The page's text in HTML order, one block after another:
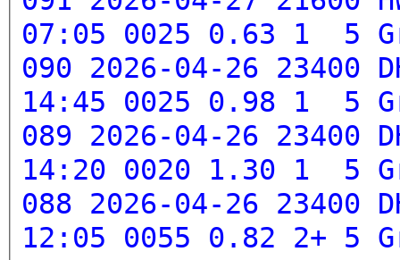
07:05 0025 0.63 1 5
090 2026-04-26 23400
14:45 0025 0.98 1 5
089 2026-04-26 23400
14:20 0020 1.30 1 5
088 2026-04-26 23400
12:05 0055 0.82 2+ 5